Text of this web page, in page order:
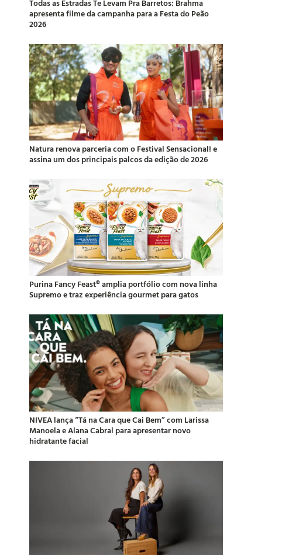
Todas as Estradas Te Levam Pra Barretos: Brahma
apresenta filme da campanha para a Festa do Peão
2026
Natura renova parceria com o Festival Sensacional! e
assina um dos principais palcos da edição de 2026
Purina Fancy Feast® amplia portfólio com nova linha
Supremo e traz experiência gourmet para gatos
NIVEA lança “Tá na Cara que Cai Bem” com Larissa
Manoela e Alana Cabral para apresentar novo
hidratante facial